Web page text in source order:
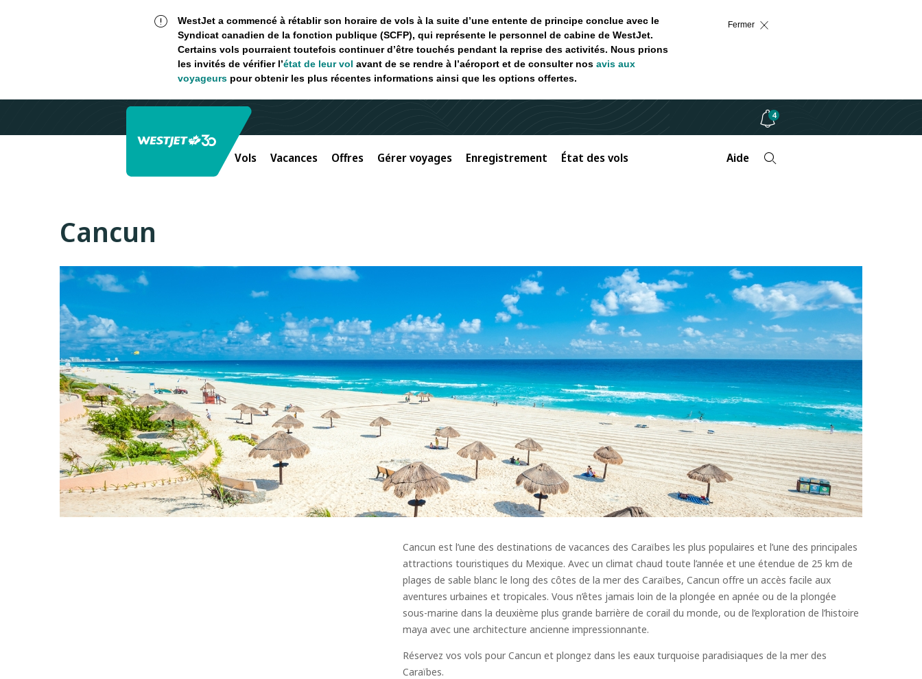
WestJet a commencé à rétablir son horaire de vols à la suite d’une entente de principe conclue avec le
Syndicat canadien de la fonction publique (SCFP), qui représente le personnel de cabine de WestJet.
Certains vols pourraient toutefois continuer d’être touchés pendant la reprise des activités. Nous prions
les invités de vérifier l’état de leur vol avant de se rendre à l’aéroport et de consulter nos avis aux
voyageurspour obtenir les plus récentes informations ainsi que les options offertes.
Fermer
4
Vols Vacances Offres Gérer voyages Enregistrement État des vols Aide
Cancun
Cancun est l’une des destinations de vacances des Caraïbes les plus populaires et l’une des principales
attractions touristiques du Mexique. Avec un climat chaud toute l’année et une étendue de 25 km de
plages de sable blanc le long des côtes de la mer des Caraïbes, Cancun offre un accès facile aux
aventures urbaines et tropicales. Vous n’êtes jamais loin de la plongée en apnée ou de la plongée
sous-marine dans la deuxième plus grande barrière de corail du monde, ou de l’exploration de l’histoire
maya avec une architecture ancienne impressionnante.
Réservez vos vols pour Cancun et plongez dans les eaux turquoise paradisiaques de la mer des
Caraïbes.